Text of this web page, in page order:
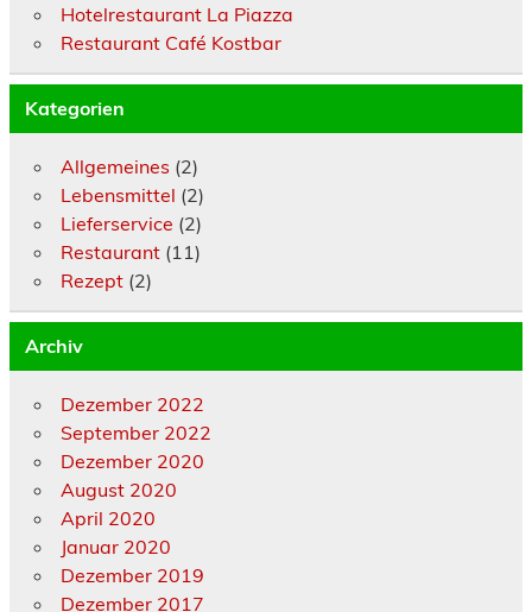
Hotelrestaurant La Piazza
Restaurant Café Kostbar
Kategorien
Allgemeines (2)
Lebensmittel (2)
Lieferservice (2)
Restaurant(11)
Rezept(2)
Archiv
Dezember 2022
September 2022
Dezember 2020
August 2020
April 2020
Januar 2020
Dezember 2019
Dezember 2017